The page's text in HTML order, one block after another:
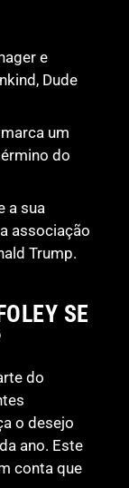
e
Dude
um
do
a sua
associação
Trump.
SE
do
o desejo
ano. Este
conta que